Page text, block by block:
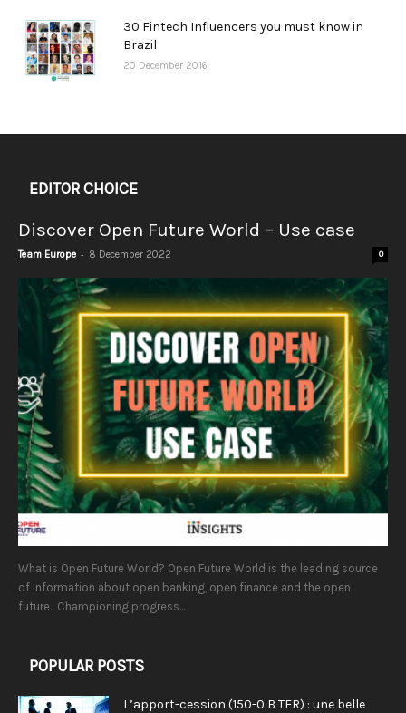
30 Fintech Influencers you must know in
Brazil
20 December 2016
EDITOR CHOICE
Discover Open Future World – Use case
Team Europe - 8 December 2022 0
What is Open Future World? Open Future World is the leading source
of information about open banking, open finance and the open
future. Championing progress...
POPULAR POSTS
L’apport-cession (150-0 B TER) : une belle